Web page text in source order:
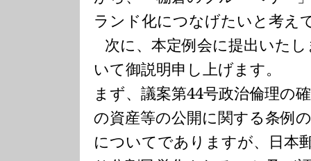
ランド化につなげたいと考え
次に、本定例会に提出いた
いて御説明申し上げます。
まず、議案第44号政治倫理の
の資産等の公開に関する条例
についてでありますが、日本